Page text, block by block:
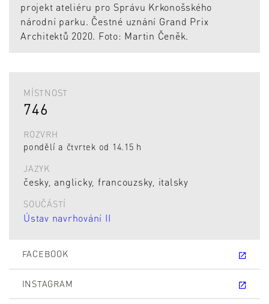
projekt ateliéru pro Správu Krkonošského
národní parku. Čestné uznání Grand Prix
Architektů 2020. Foto: Martin Čeněk.
MÍSTNOST
746
ROZVRH
pondělí a čtvrtek od 14.15 h
JAZYK
česky, anglicky, francouzsky, italsky
SOUČÁSTÍ
Ústav navrhování II
FACEBOOK
INSTAGRAM